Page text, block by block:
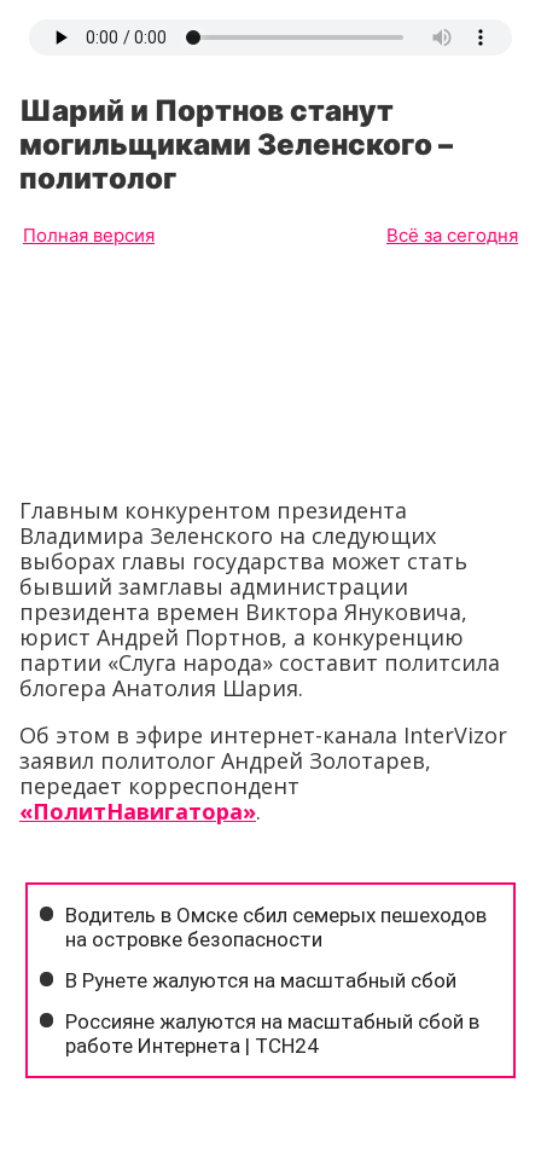
Шарий и Портнов станут
могильщиками Зеленского –
политолог
Полная версия Всё за сегодня
Главным конкурентом президента
Владимира Зеленского на следующих
выборах главы государства может стать
бывший замглавы администрации
президента времен Виктора Януковича,
юрист Андрей Портнов, а конкуренцию
партии «Слуга народа» составит политсила
блогера Анатолия Шария.
Об этом в эфире интернет-канала InterVizor
заявил политолог Андрей Золотарев,
передает корреспондент
«ПолитНавигатора».